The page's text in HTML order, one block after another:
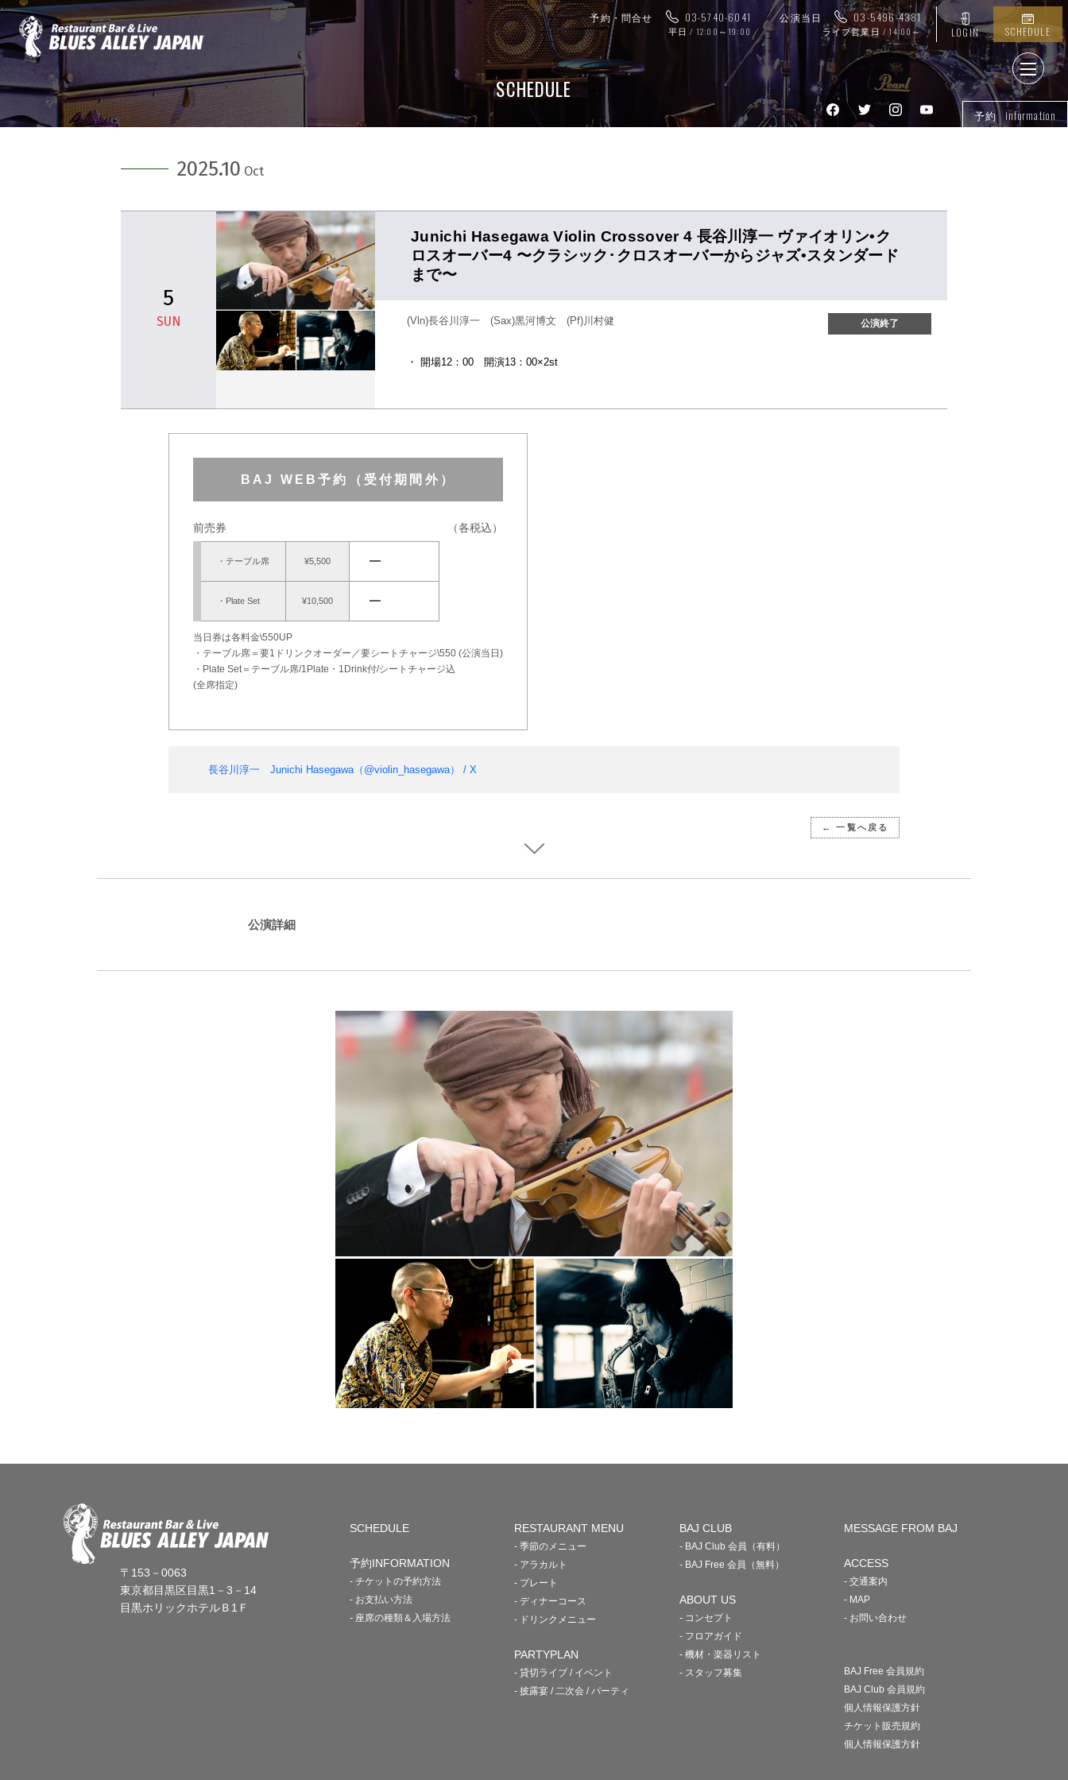
予約・問合せ 03-5740-6041
平日 / 12:00～19:00
公演当日 03-5496-4381
ライブ営業日 / 14:00～ LOGIN SCHEDULE
SCHEDULE
予約 information
2025.10 Oct
5
SUN
Junichi Hasegawa Violin Crossover 4 長谷川淳一 ヴァイオリン•ク
ロスオーバー4 〜クラシック･クロスオーバーからジャズ•スタンダード
まで〜
(Vln)長谷川淳一 (Sax)黒河博文 (Pf)川村健
・ 開場12：00 開演13：00×2st
公演終了
BAJ WEB予約（受付期間外）
前売券 （各税込）
・テーブル席 ¥5,500 remove
・Plate Set ¥10,500 remove
当日券は各料金\550UP
・テーブル席＝要1ドリンクオーダー／要シートチャージ\550 (公演当日)
・Plate Set＝テーブル席/1Plate・1Drink付/シートチャージ込
(全席指定)
長谷川淳一 Junichi Hasegawa（@violin_hasegawa） / X
← 一覧へ戻る
公演詳細
〒153－0063
東京都目黒区目黒1－3－14
目黒ホリックホテルＢ1Ｆ
SCHEDULE
予約INFORMATION
- チケットの予約方法
- お支払い方法
- 座席の種類＆入場方法
RESTAURANT MENU
- 季節のメニュー
- アラカルト
- プレート
- ディナーコース
- ドリンクメニュー
PARTYPLAN
- 貸切ライブ / イベント
- 披露宴 / 二次会 / パーティ
BAJ CLUB
- BAJ Club 会員（有料）
- BAJ Free 会員（無料）
ABOUT US
- コンセプト
- フロアガイド
- 機材・楽器リスト
- スタッフ募集
MESSAGE FROM BAJ
ACCESS
- 交通案内
- MAP
- お問い合わせ
BAJ Free 会員規約
BAJ Club 会員規約
個人情報保護方針
チケット販売規約
個人情報保護方針